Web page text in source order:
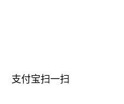
支付宝扫一扫